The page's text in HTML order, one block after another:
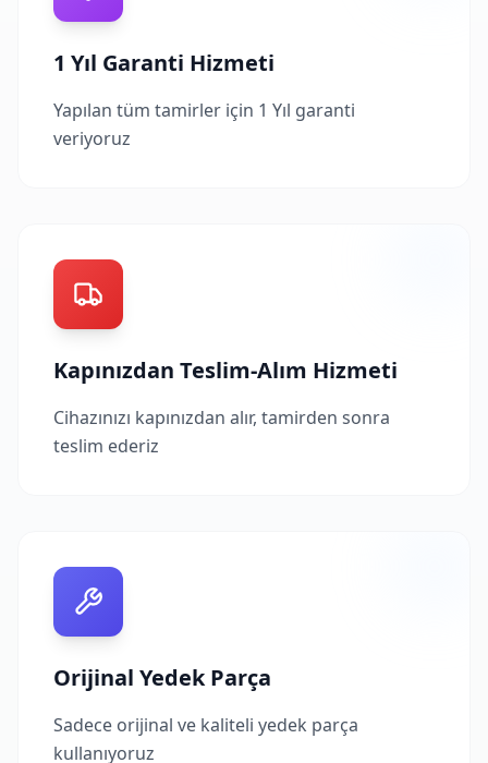
1 Yıl Garanti Hizmeti
Yapılan tüm tamirler için 1 Yıl garanti
veriyoruz
Kapınızdan Teslim-Alım Hizmeti
Cihazınızı kapınızdan alır, tamirden sonra
teslim ederiz
Orijinal Yedek Parça
Sadece orijinal ve kaliteli yedek parça
kullanıyoruz